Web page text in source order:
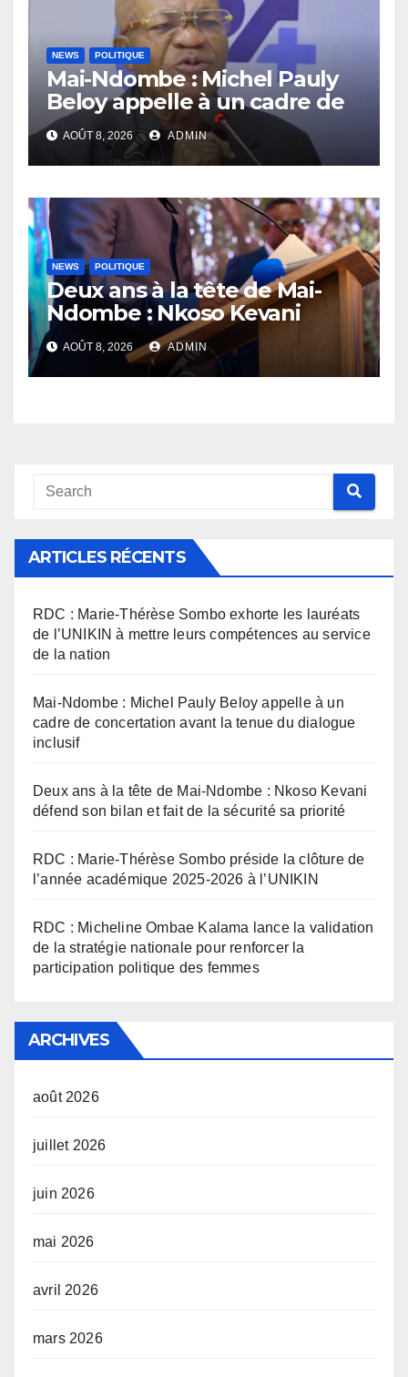
NEWS POLITIQUE
Mai-Ndombe : Michel Pauly
Beloy appelle à un cadre de
concertation avant la tenue
du dialogue inclusif
AOÛT 8, 2026 ADMIN
NEWS POLITIQUE
Deux ans à la tête de Mai-
Ndombe : Nkoso Kevani
défend son bilan et fait de la
sécurité sa priorité
AOÛT 8, 2026 ADMIN
ARTICLES RÉCENTS
RDC : Marie-Thérèse Sombo exhorte les lauréats
de l’UNIKIN à mettre leurs compétences au service
de la nation
Mai-Ndombe : Michel Pauly Beloy appelle à un
cadre de concertation avant la tenue du dialogue
inclusif
Deux ans à la tête de Mai-Ndombe : Nkoso Kevani
défend son bilan et fait de la sécurité sa priorité
RDC : Marie-Thérèse Sombo préside la clôture de
l’année académique 2025-2026 à l’UNIKIN
RDC : Micheline Ombae Kalama lance la validation
de la stratégie nationale pour renforcer la
participation politique des femmes
ARCHIVES
août 2026
juillet 2026
juin 2026
mai 2026
avril 2026
mars 2026